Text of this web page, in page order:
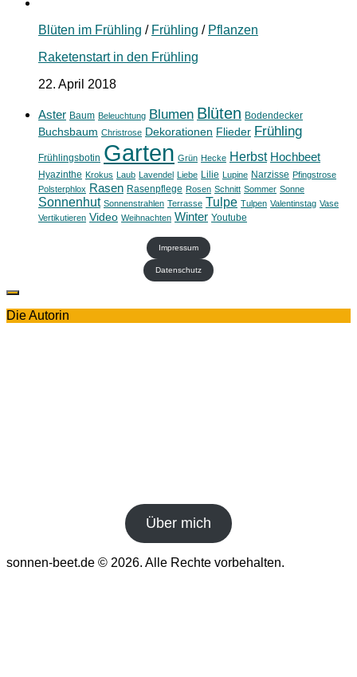
Blüten im Frühling / Frühling / Pflanzen
Raketenstart in den Frühling
22. April 2018
Aster Baum Beleuchtung Blumen Blüten Bodendecker
Buchsbaum Christrose Dekorationen Flieder Frühling
Frühlingsbotin Garten Grün Hecke Herbst Hochbeet
Hyazinthe Krokus Laub Lavendel Liebe Lilie Lupine Narzisse Pfingstrose
Polsterphlox Rasen Rasenpflege Rosen Schnitt Sommer Sonne
Sonnenhut Sonnenstrahlen Terrasse Tulpe Tulpen Valentinstag Vase
Vertikutieren Video Weihnachten Winter Youtube
Impressum
Datenschutz
Die Autorin
Über mich
sonnen-beet.de © 2026. Alle Rechte vorbehalten.